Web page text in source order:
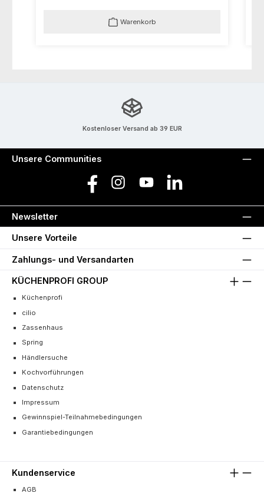
Warenkorb
Kostenloser Versand ab 39 EUR
Unsere Communities
Facebook Instagram YouTube LinkedIn
Newsletter
Unsere Vorteile
Zahlungs- und Versandarten
KÜCHENPROFI GROUP
Küchenprofi
cilio
Zassenhaus
Spring
Händlersuche
Kochvorführungen
Datenschutz
Impressum
Gewinnspiel-Teilnahmebedingungen
Garantiebedingungen
Kundenservice
AGB